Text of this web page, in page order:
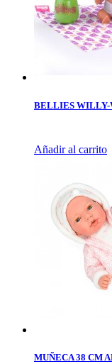
BELLIES WILLY-
Añadir al carrito
MUÑECA 38 CM